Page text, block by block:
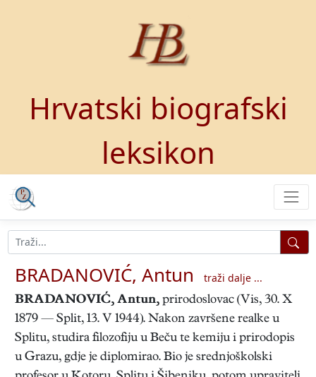
Hrvatski biografski
leksikon
BRADANOVIĆ, Antun
traži dalje ...
BRADANOVIĆ, Antun, prirodoslovac (Vis, 30. X
1879 — Split, 13. V 1944). Nakon završene realke u
Splitu, studira filozofiju u Beču te kemiju i prirodopis
u Grazu, gdje je diplomirao. Bio je srednjoškolski